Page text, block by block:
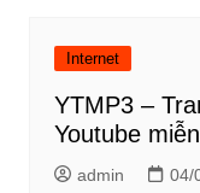
Internet
YTMP3 –
Youtube
admin 04/